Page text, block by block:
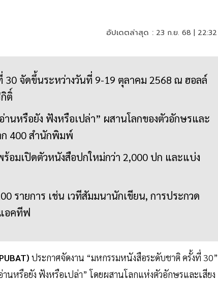
อัปเดตล่าสุด : 23 ก.ย. 68 |
30 จัดขึ้นระหว่างวันที่ 9-19 ตุลาคม 2568 ณ ฮอลล์
ติ์
านหรือยัง ฟังหรือเปล่า” ผสานโลกของตัวอักษรและ
ก 400 สำนักพิมพ์
ร้อมเปิดตัวหนังสือปกใหม่กว่า 2,000 ปก และแบ่ง
รายการ เช่น เวทีสัมมนานักเขียน, การประกวด
อคทีฟ
ประกาศจัดงาน “มหกรรมหนังสือระดับชาติ ครั้งที่ 30”
นหรือยัง ฟังหรือเปล่า” โดยผสานโลกแห่งตัวอักษรและเสียง